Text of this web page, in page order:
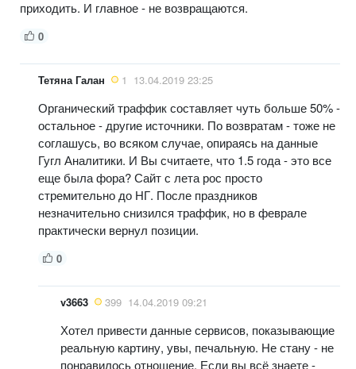
приходить. И главное - не возвращаются.
0
Тетяна Галан 1 13.04.2019 23:25
Органический траффик составляет чуть больше 50% -
остальное - другие источники. По возвратам - тоже не
соглашусь, во всяком случае, опираясь на данные
Гугл Аналитики. И Вы считаете, что 1.5 года - это все
еще была фора? Сайт с лета рос просто
стремительно до НГ. После праздников
незначительно снизился траффик, но в феврале
практически вернул позиции.
0
v3663 399 14.04.2019 09:21
Хотел привести данные сервисов, показывающие
реальную картину, увы, печальную. Не стану - не
понравилось отношение. Если вы всё знаете -